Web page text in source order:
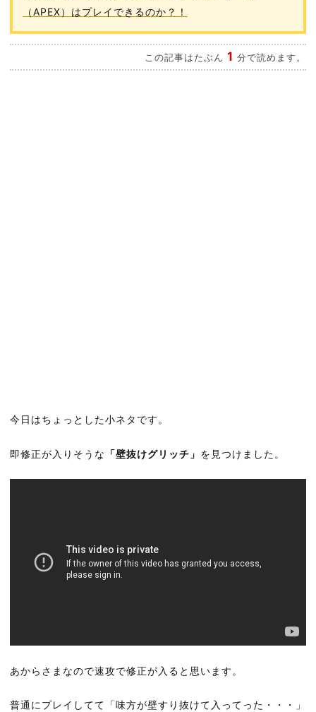
（APEX）はプレイできるのか？！
この記事はたぶん 1 分で読めます。
今日はちょっとした小ネタです。
即修正が入りそうな 「壁抜けグリッチ」 を見つけました。
あからさまなので速攻で修正が入ると思います。
普通にプレイしてて「味方が壁すり抜けて入ってった・・・」